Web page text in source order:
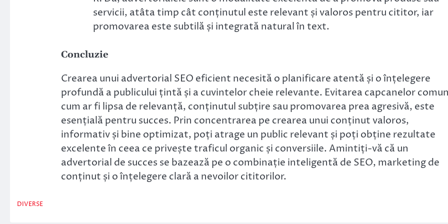
servicii, atâta timp cât conținutul este relevant și valoros pentru cititor, iar
promovarea este subtilă și integrată natural în text.
Concluzie
Crearea unui advertorial SEO eficient necesită o planificare atentă și o înțelegere
profundă a publicului țintă și a cuvintelor cheie relevante. Evitarea capcanelor
cum ar fi lipsa de relevanță, conținutul subțire sau promovarea prea agresivă, este
esențială pentru succes. Prin concentrarea pe crearea unui conținut valoros,
informativ și bine optimizat, poți atrage un public relevant și poți obține rezultate
excelente în ceea ce privește traficul organic și conversiile. Amintiți-vă că un
advertorial de succes se bazează pe o combinație inteligentă de SEO, marketing de
conținut și o înțelegere clară a nevoilor cititorilor.
DIVERSE